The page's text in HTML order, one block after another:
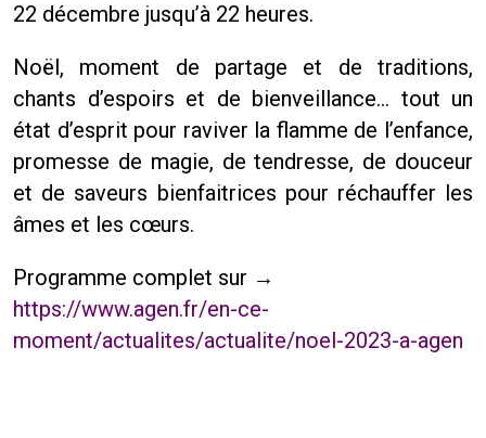
22 décembre jusqu’à 22 heures.
Noël, moment de partage et de traditions,
chants d’espoirs et de bienveillance… tout un
état d’esprit pour raviver la flamme de l’enfance,
promesse de magie, de tendresse, de douceur
et de saveurs bienfaitrices pour réchauffer les
âmes et les cœurs.
Programme complet sur →
https://www.agen.fr/en-ce-
moment/actualites/actualite/noel-2023-a-agen